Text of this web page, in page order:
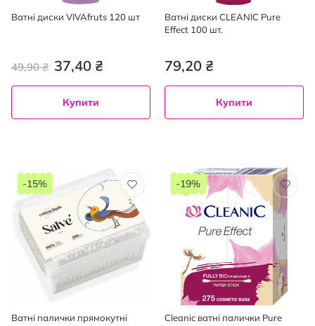
Ватні диски VIVAfruts 120 шт
37,40 ₴
49,90 ₴
Купити
Ватнi диски CLEANIC Pure
Effect 100 шт.
79,20 ₴
Купити
Ватні палички прямокутні
-15%
Cleanic ватні палички Pure
-19%